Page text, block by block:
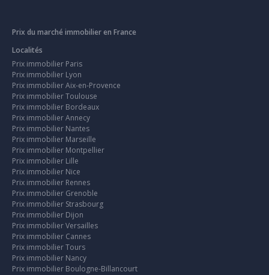
Prix du marché immobilier en France
Localités
Prix immobilier Paris
Prix immobilier Lyon
Prix immobilier Aix-en-Provence
Prix immobilier Toulouse
Prix immobilier Bordeaux
Prix immobilier Annecy
Prix immobilier Nantes
Prix immobilier Marseille
Prix immobilier Montpellier
Prix immobilier Lille
Prix immobilier Nice
Prix immobilier Rennes
Prix immobilier Grenoble
Prix immobilier Strasbourg
Prix immobilier Dijon
Prix immobilier Versailles
Prix immobilier Cannes
Prix immobilier Tours
Prix immobilier Nancy
Prix immobilier Boulogne-Billancourt